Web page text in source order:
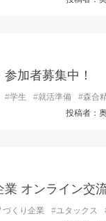
加者募集中！
#学生 #就活準備 #森合
投稿者：
づくり企業 #ユタックス